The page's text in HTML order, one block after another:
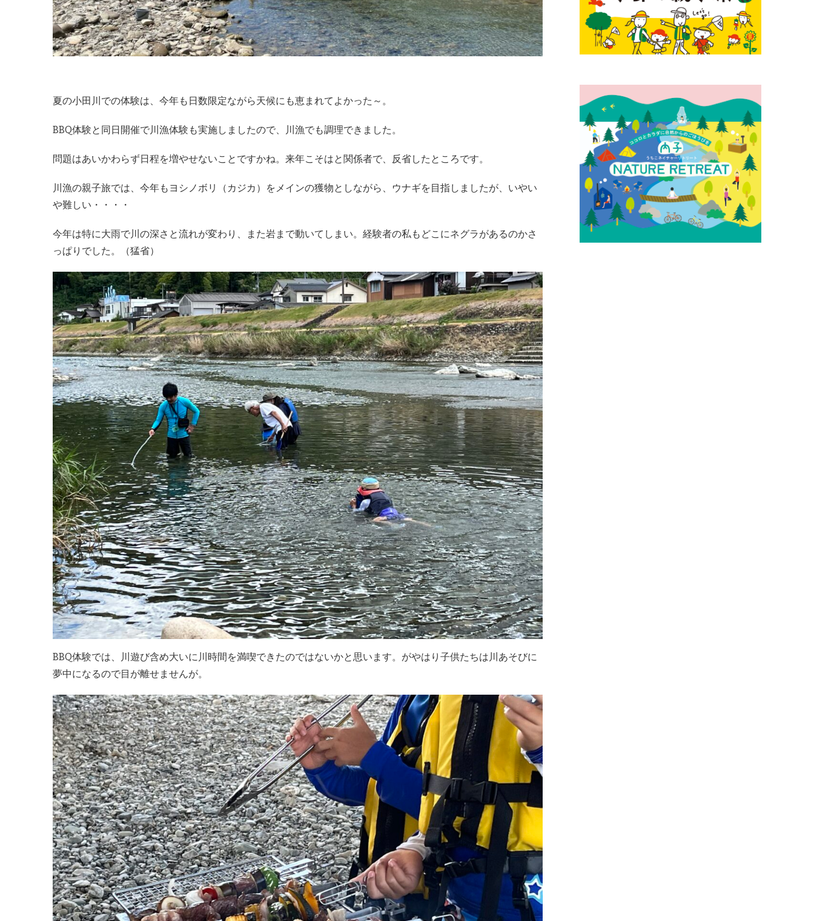
夏の小田川での体験は、今年も日数限定ながら天候にも恵まれてよかった～。
BBQ体験と同日開催で川漁体験も実施しましたので、川漁でも調理できました。
問題はあいかわらず日程を増やせないことですかね。来年こそはと関係者で、反省したところです。
川漁の親子旅では、今年もヨシノボリ（カジカ）をメインの獲物としながら、ウナギを目指しましたが、いやい
や難しい・・・・
今年は特に大雨で川の深さと流れが変わり、また岩まで動いてしまい。経験者の私もどこにネグラがあるのかさ
っぱりでした。（猛省）
BBQ体験では、川遊び含め大いに川時間を満喫できたのではないかと思います。がやはり子供たちは川あそびに
夢中になるので目が離せませんが。